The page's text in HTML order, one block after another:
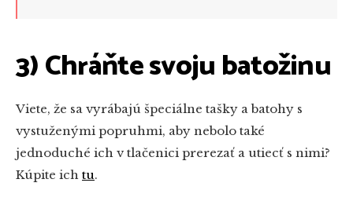
3) Chráňte svoju batožinu
Viete, že sa vyrábajú špeciálne tašky a batohy s
vystuženými popruhmi, aby nebolo také
jednoduché ich v tlačenici prerezať a utiecť s nimi?
Kúpite ich tu.